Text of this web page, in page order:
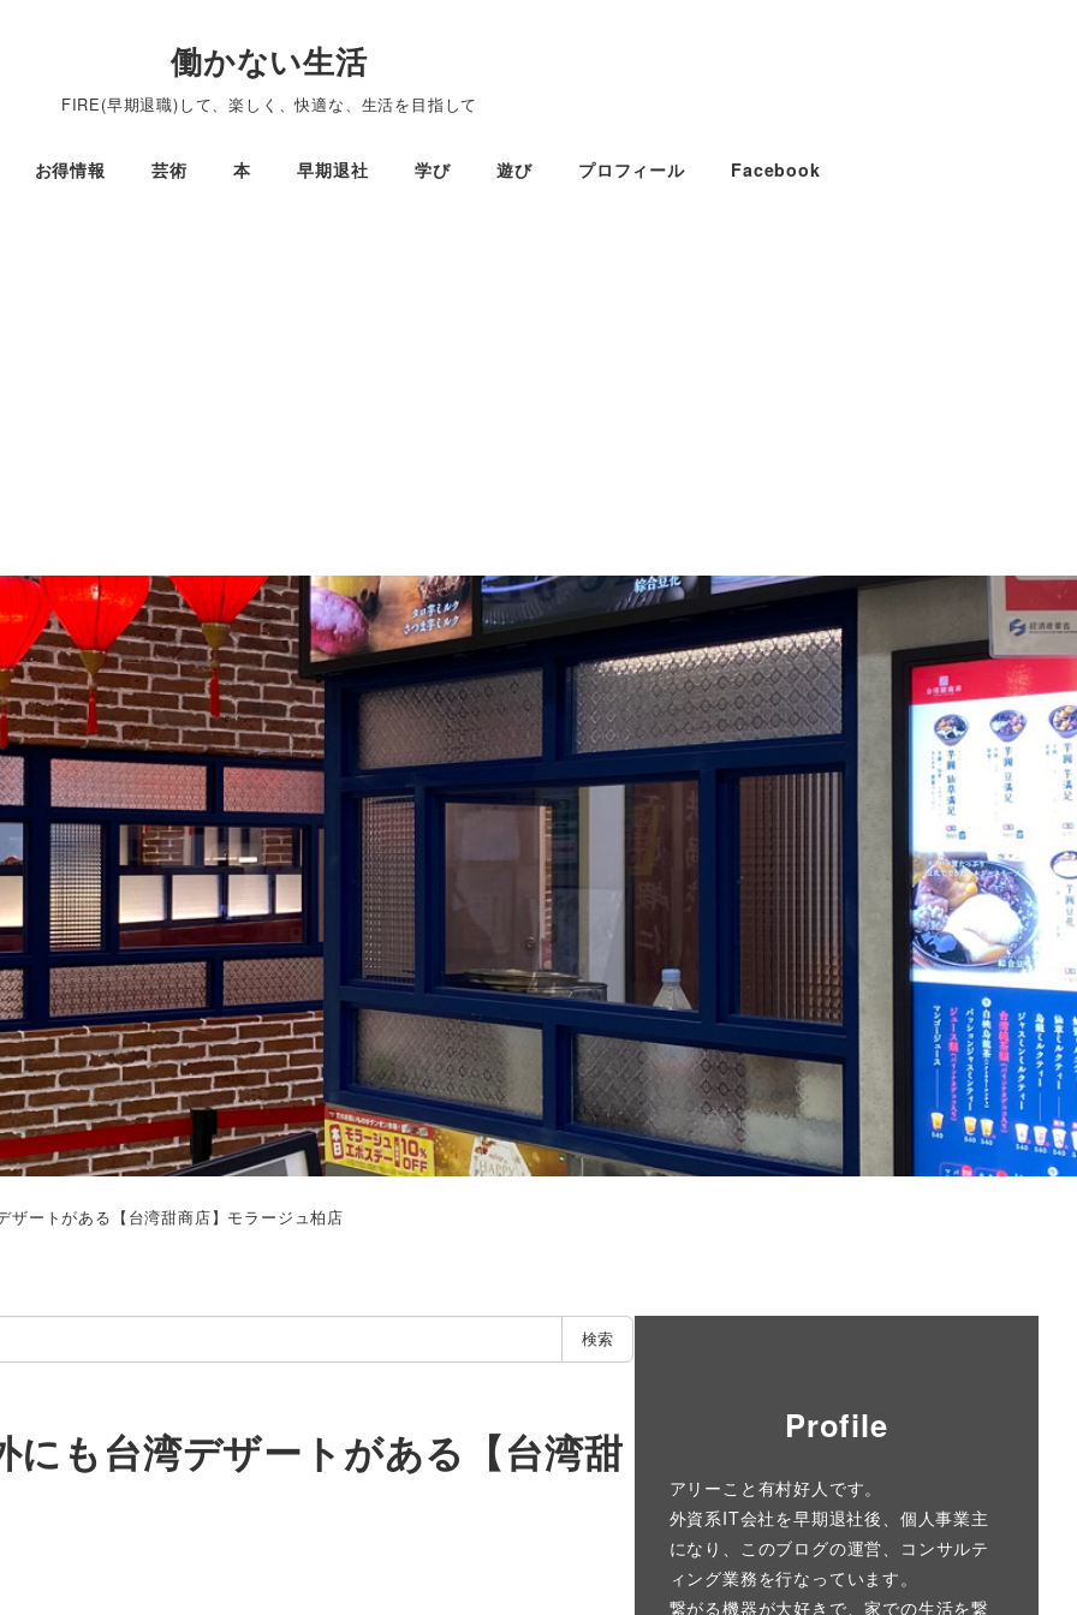
働かない生活
FIRE(早期退職)して、楽しく、快適な、生活を目指して
お得情報 芸術 本 早期退社 学び 遊び プロフィール Facebook
ザートがある【台湾甜商店】モラージュ柏店
検索
も台湾デザートがある【台湾甜 Profile
アリーこと有村好人です。
外資系IT会社を早期退社後、個人事業主
になり、このブログの運営、コンサルテ
ィング業務を行なっています。
繋がる機器が大好きで、家での生活を繋